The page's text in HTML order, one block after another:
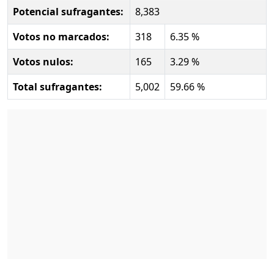
Potencial sufragantes:
8,383
Votos no marcados:
318
6.35 %
Votos nulos:
165
3.29 %
Total sufragantes:
5,002 59.66 %